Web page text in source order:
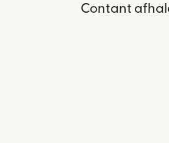
Contant